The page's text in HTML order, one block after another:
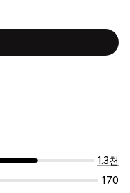
1.3천
170